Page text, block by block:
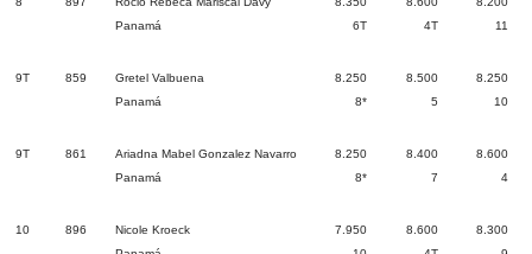
Panamá
6T
4T
11
9T 859
Gretel Valbuena
Panamá
8.250
8*
8.500
5
8.250
10
9T 861
Ariadna Mabel Gonzalez Navarro
Panamá
8.250
8*
8.400
7
8.600
4
10 896
Nicole Kroeck
7.950
8.600
8.300